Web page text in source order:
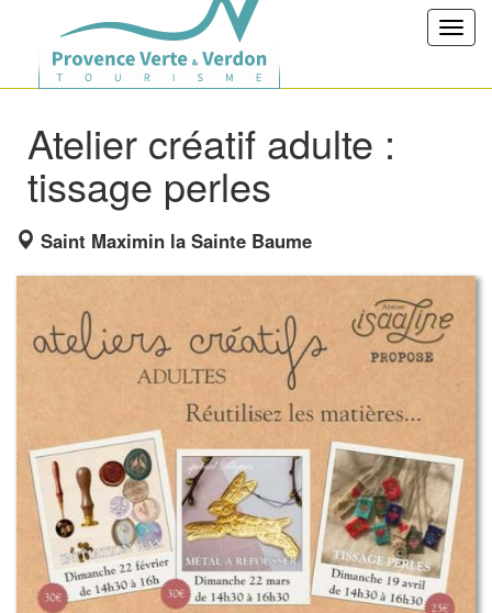
Atelier créatif adulte :
tissage perles
Saint Maximin la Sainte Baume